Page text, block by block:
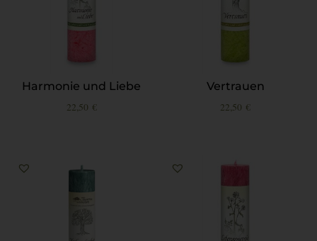
Harmonie und Liebe
22,50 €
Vertrauen
22,50 €